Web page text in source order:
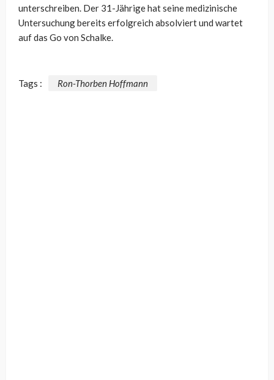
unterschreiben. Der 31-Jährige hat seine medizinische
Untersuchung bereits erfolgreich absolviert und wartet
auf das Go von Schalke.
Tags : Ron-Thorben Hoffmann